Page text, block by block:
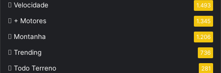
Velocidade 1.493
+ Motores 1.345
Montanha 1.206
Trending 736
Todo Terreno 281